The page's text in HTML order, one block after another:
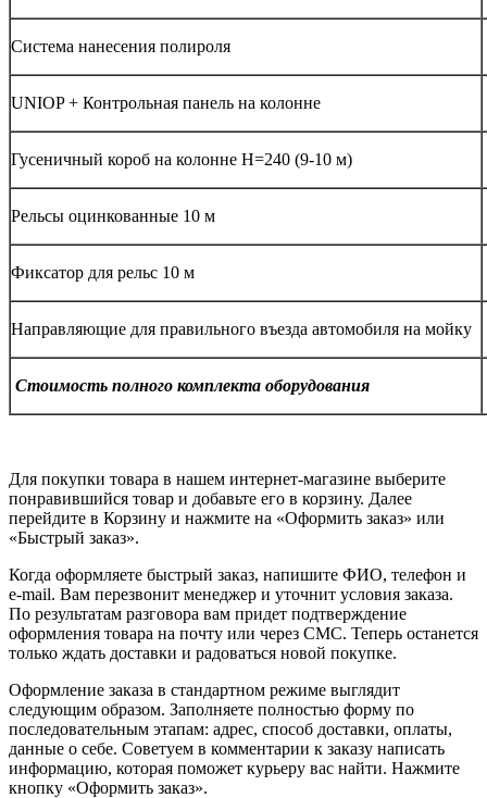
Система нанесения полироля
UNIOP + Контрольная панель на колонне
Гусеничный короб на колонне H=240 (9-10 м)
Рельсы оцинкованные 10 м
Фиксатор для рельс 10 м
Направляющие для правильного въезда автомобиля на мойку
Стоимость полного комплекта оборудования
Для покупки товара в нашем интернет-магазине выберите
понравившийся товар и добавьте его в корзину. Далее
перейдите в Корзину и нажмите на «Оформить заказ» или
«Быстрый заказ».
Когда оформляете быстрый заказ, напишите ФИО, телефон и
e-mail. Вам перезвонит менеджер и уточнит условия заказа.
По результатам разговора вам придет подтверждение
оформления товара на почту или через СМС. Теперь останется
только ждать доставки и радоваться новой покупке.
Оформление заказа в стандартном режиме выглядит
следующим образом. Заполняете полностью форму по
последовательным этапам: адрес, способ доставки, оплаты,
данные о себе. Советуем в комментарии к заказу написать
информацию, которая поможет курьеру вас найти. Нажмите
кнопку «Оформить заказ».